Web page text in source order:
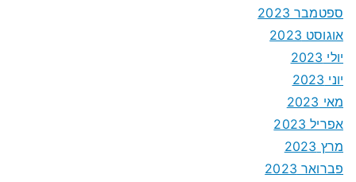
ספטמבר 2023
אוגוסט 2023
יולי 2023
יוני 2023
מאי 2023
אפריל 2023
מרץ 2023
פברואר 2023